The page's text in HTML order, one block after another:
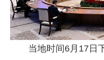
当地时间6月17日